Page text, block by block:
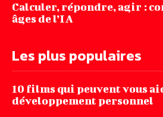
Calculer, répondre, agir :
âges de l’IA
Les plus populaires
10 films qui peuvent vous
développement personnel